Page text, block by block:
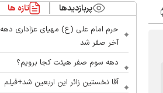
پربازدیدها تازه ها
حرم امام علی (ع) مهیای عزاداری دهه
آخر صفر شد
دهه سوم صفر هیئت کجا برویم؟
آقا نخستین زائر این اربعین شد+فیلم